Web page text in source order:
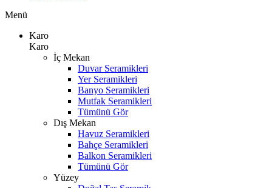
Menü
Karo
Karo
İç Mekan
Duvar Seramikleri
Yer Seramikleri
Banyo Seramikleri
Mutfak Seramikleri
Tümünü Gör
Dış Mekan
Havuz Seramikleri
Bahçe Seramikleri
Balkon Seramikleri
Tümünü Gör
Yüzey